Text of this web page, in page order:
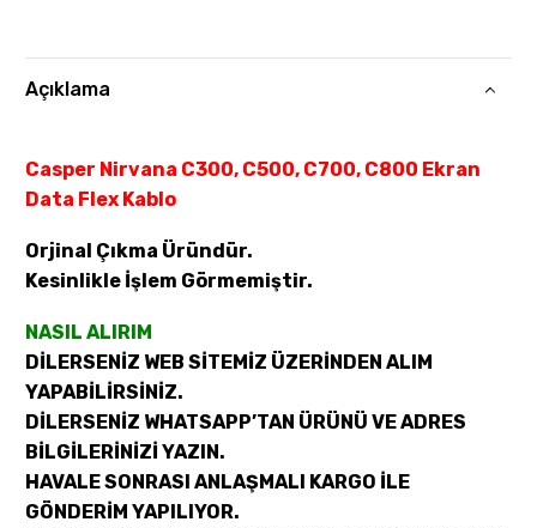
Açıklama
Casper Nirvana C300, C500, C700, C800 Ekran
Data Flex Kablo
Orjinal Çıkma Üründür.
Kesinlikle İşlem Görmemiştir.
NASIL ALIRIM
DİLERSENİZ WEB SİTEMİZ ÜZERİNDEN ALIM
YAPABİLİRSİNİZ.
DİLERSENİZ WHATSAPP’TAN ÜRÜNÜ VE ADRES
BİLGİLERİNİZİ YAZIN.
HAVALE SONRASI ANLAŞMALI KARGO İLE
GÖNDERİM YAPILIYOR.